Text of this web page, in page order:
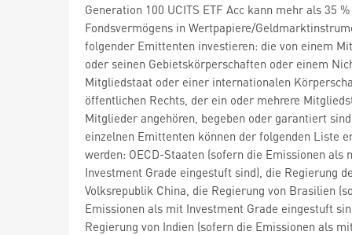
Generation 100 UCITS ETF Acc kann mehr als 35
Fondsvermögens in Wertpapiere/
folgender Emittenten investieren: die von einem
oder seinen Gebietskörperschaften oder einem
Mitgliedstaat oder einer internationalen
öffentlichen Rechts, der ein oder mehrere
Mitglieder angehören, begeben oder garantiert
einzelnen Emittenten können der folgenden Liste
werden: OECD-Staaten (sofern die Emissionen als
Investment Grade eingestuft sind), die Regierung
Volksrepublik China, die Regierung von Brasilien
Emissionen als mit Investment Grade eingestuft
Regierung von Indien (sofern die Emissionen als